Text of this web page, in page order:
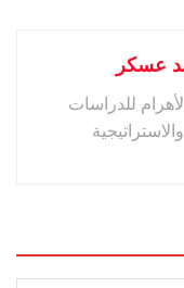
عسكر
للدراسات